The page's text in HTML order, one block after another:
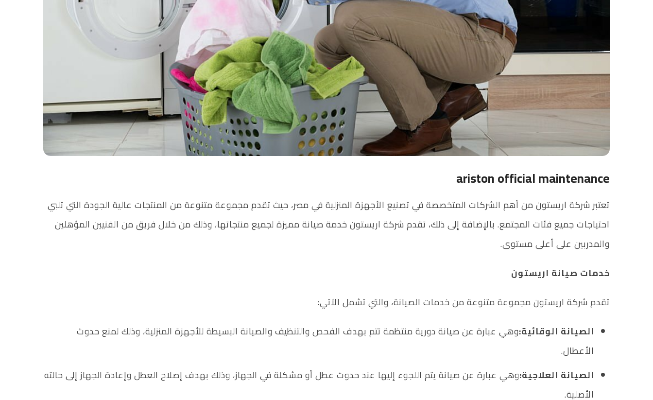
ariston official maintenance
تعتبر شركة اريستون من أهم الشركات المتخصصة في تصنيع الأجهزة المنزلية في مصر، حيث تقدم مجموعة متنوعة من المنتجات عالية الجودة التي تلبي
احتياجات جميع فئات المجتمع. بالإضافة إلى ذلك، تقدم شركة اريستون خدمة صيانة مميزة لجميع منتجاتها، وذلك من خلال فريق من الفنيين المؤهلين
والمدربين على أعلى مستوى.
خدمات صيانة اريستون
تقدم شركة اريستون مجموعة متنوعة من خدمات الصيانة، والتي تشمل الآتي:
الصيانة الوقائية:وهي عبارة عن صيانة دورية منتظمة تتم بهدف الفحص والتنظيف والصيانة البسيطة للأجهزة المنزلية، وذلك لمنع حدوث
الأعطال.
الصيانة العلاجية:وهي عبارة عن صيانة يتم اللجوء إليها عند حدوث عطل أو مشكلة في الجهاز، وذلك بهدف إصلاح العطل وإعادة الجهاز إلى حالته
الأصلية.